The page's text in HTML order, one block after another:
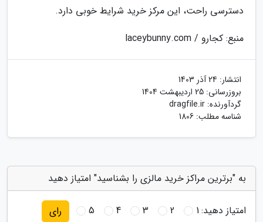
دسترسی راحت، این مرکز خرید شرایط خوبی دارد.
منبع: کجارو / laceybunny.com
انتشار: 24 آذر 1403
بروزرسانی: 25 اردیبهشت 1404
گردآورنده: dragfile.ir
شناسه مطلب: 1806
به "برترین مراکز خرید مالزی را بشناسید" امتیاز دهید
امتیاز دهید:1
2
3
4
5 رای